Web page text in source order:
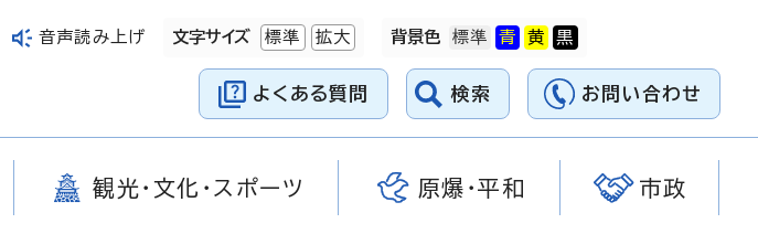
音声読み上げ 文字サイズ 標準 拡大 背景色
よくある質問 検索 お問い合わせ
観光・文化・スポーツ 原爆・平和 市政